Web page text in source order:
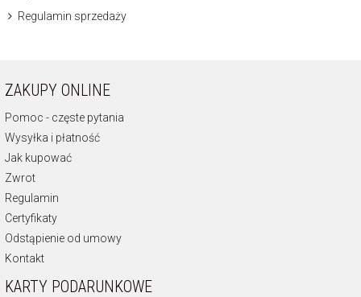
Regulamin sprzedaży
ZAKUPY ONLINE
Pomoc - częste pytania
Wysyłka i płatność
Jak kupować
Zwrot
Regulamin
Certyfikaty
Odstąpienie od umowy
Kontakt
KARTY PODARUNKOWE